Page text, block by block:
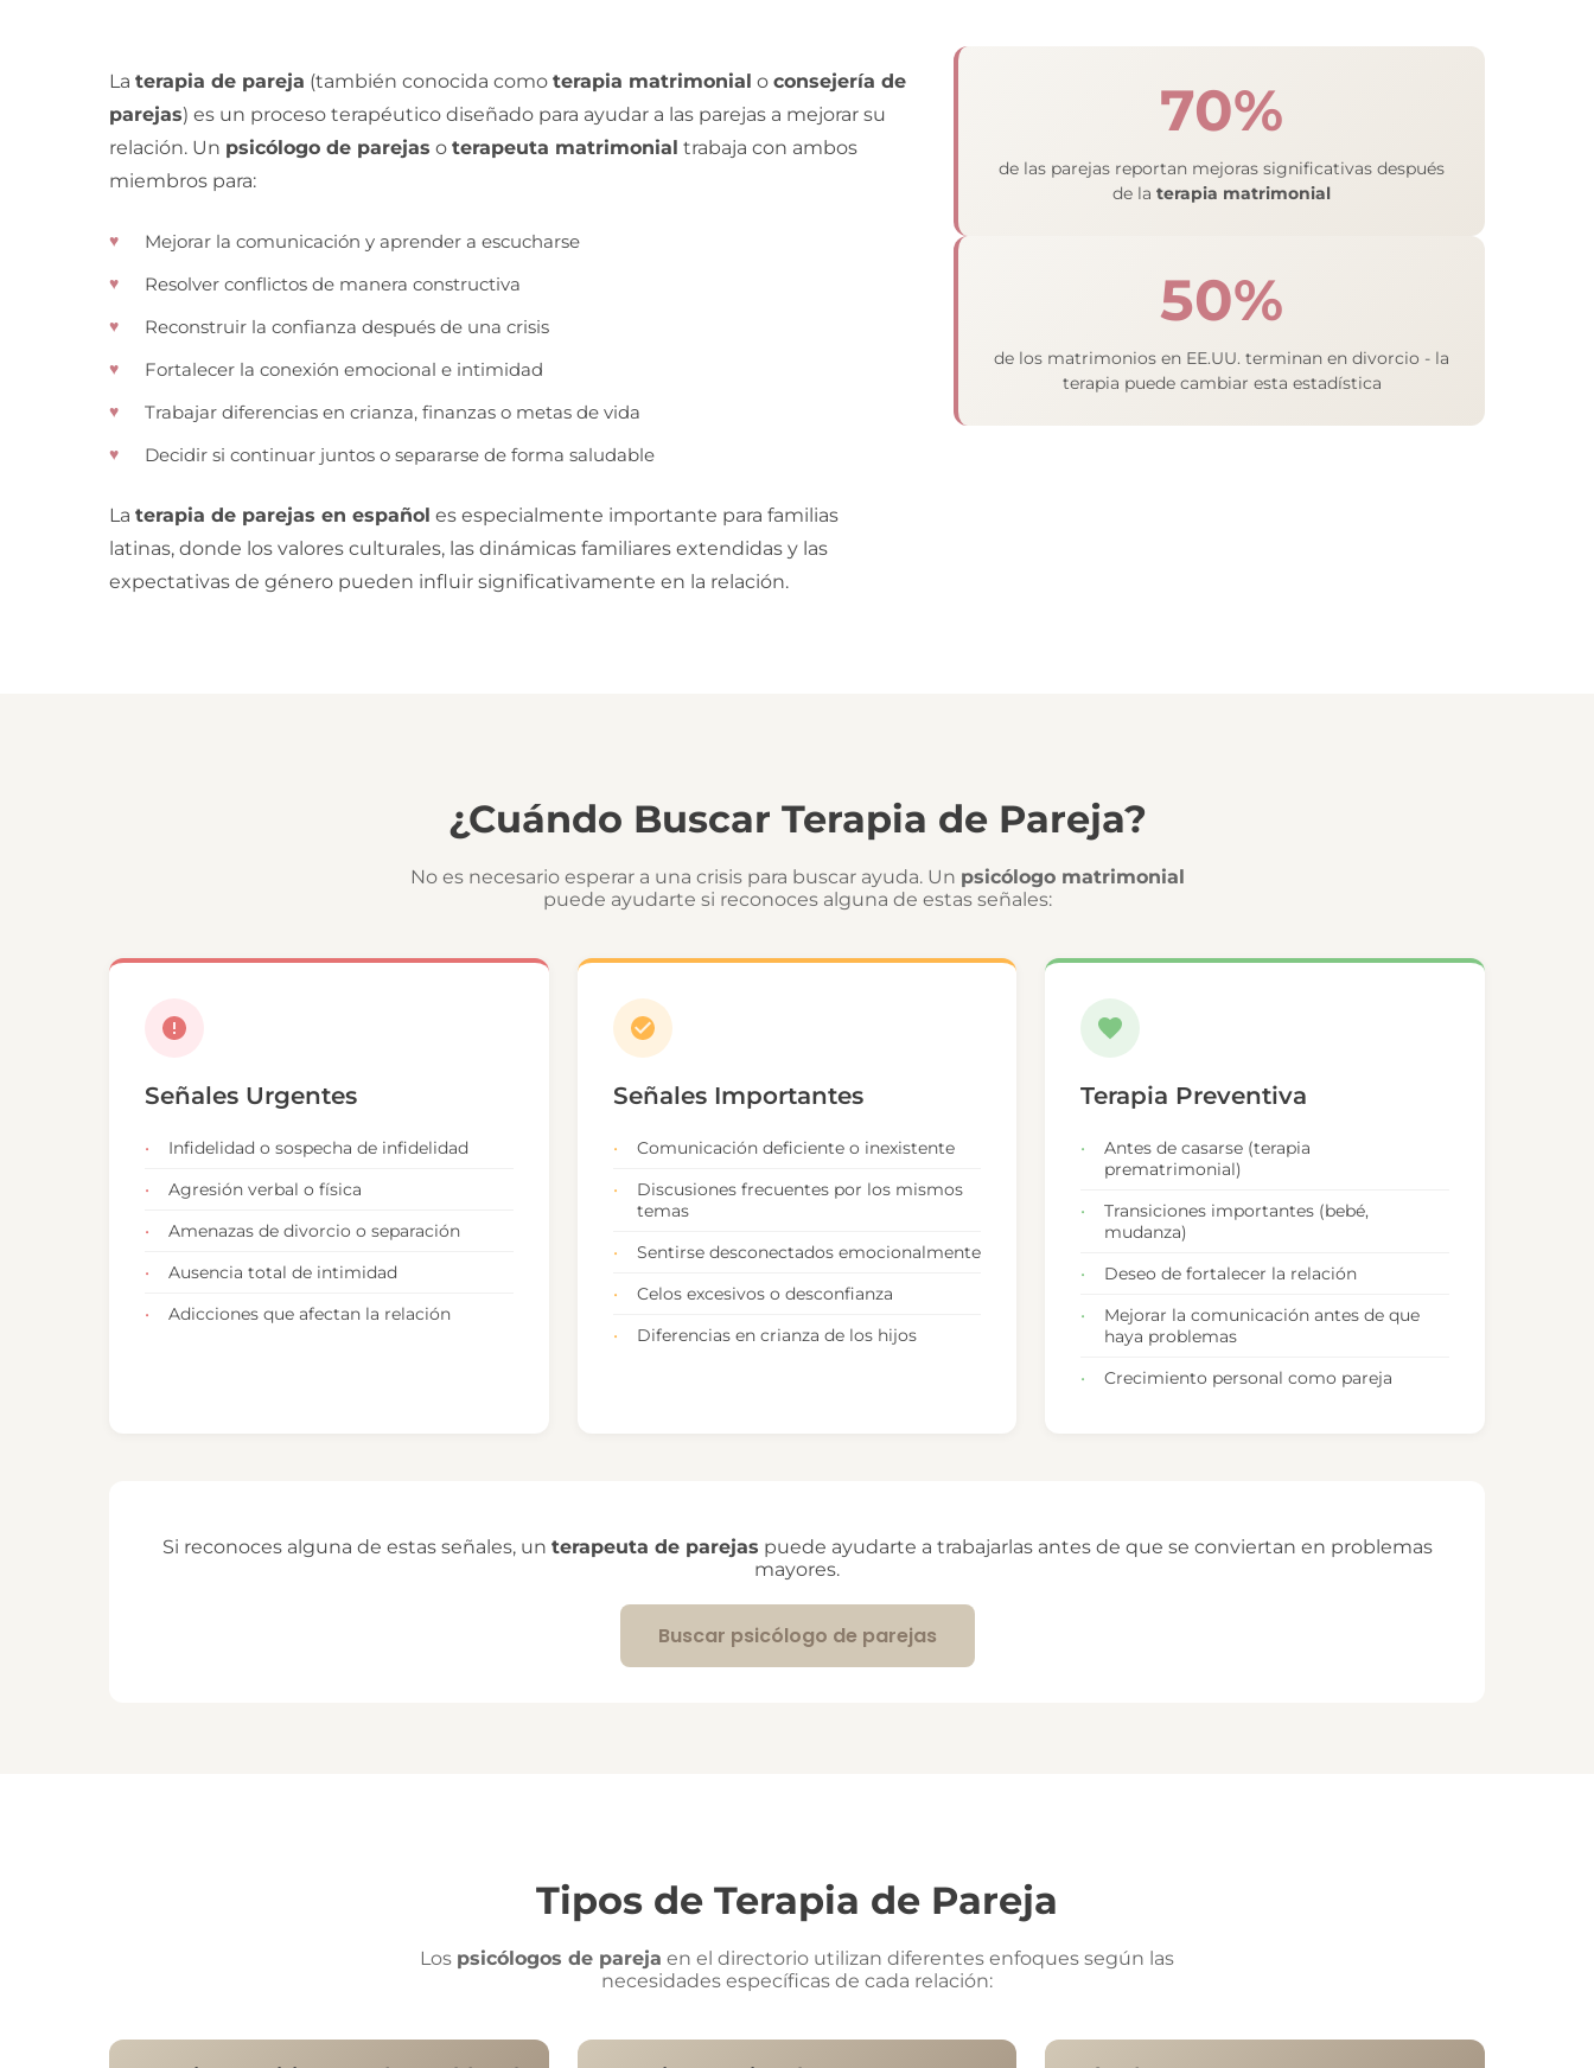
La terapia de pareja (también conocida como terapia matrimonial o consejería de
parejas) es un proceso terapéutico diseñado para ayudar a las parejas a mejorar su
relación. Un psicólogo de parejas o terapeuta matrimonial trabaja con ambos
miembros para:
Mejorar la comunicación y aprender a escucharse
Resolver conflictos de manera constructiva
Reconstruir la confianza después de una crisis
Fortalecer la conexión emocional e intimidad
Trabajar diferencias en crianza, finanzas o metas de vida
Decidir si continuar juntos o separarse de forma saludable
La terapia de parejas en español es especialmente importante para familias
latinas, donde los valores culturales, las dinámicas familiares extendidas y las
expectativas de género pueden influir significativamente en la relación.
70%
de las parejas reportan mejoras significativas después
de la terapia matrimonial
50%
de los matrimonios en EE.UU. terminan en divorcio - la
terapia puede cambiar esta estadística
¿Cuándo Buscar Terapia de Pareja?
No es necesario esperar a una crisis para buscar ayuda. Un psicólogo matrimonial
puede ayudarte si reconoces alguna de estas señales:
Señales Urgentes
Infidelidad o sospecha de infidelidad
Agresión verbal o física
Amenazas de divorcio o separación
Ausencia total de intimidad
Adicciones que afectan la relación
Señales Importantes
Comunicación deficiente o inexistente
Discusiones frecuentes por los mismos
temas
Sentirse desconectados emocionalmente
Celos excesivos o desconfianza
Diferencias en crianza de los hijos
Terapia Preventiva
Antes de casarse (terapia
prematrimonial)
Transiciones importantes (bebé,
mudanza)
Deseo de fortalecer la relación
Mejorar la comunicación antes de que
haya problemas
Crecimiento personal como pareja
Si reconoces alguna de estas señales, un terapeuta de parejas puede ayudarte a trabajarlas antes de que se conviertan en problemas
mayores.
Buscar psicólogo de parejas
Tipos de Terapia de Pareja
Los psicólogos de pareja en el directorio utilizan diferentes enfoques según las
necesidades específicas de cada relación: